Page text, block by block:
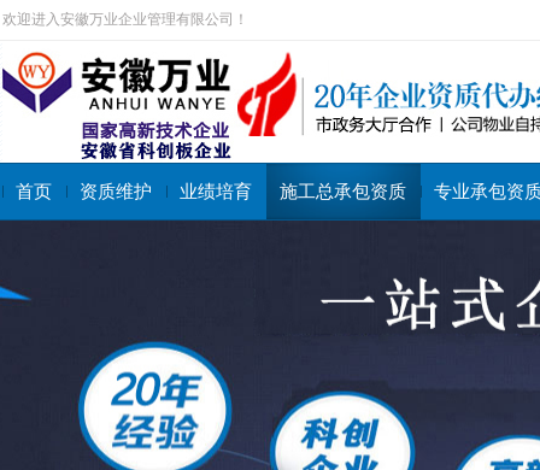
欢迎进入安徽万业企业管理有限公司！
首页 资质维护 业绩培育 施工总承包资质 专业承包资
搜索关键字： 施工总承包资质 专业承包资质 施工劳务资质